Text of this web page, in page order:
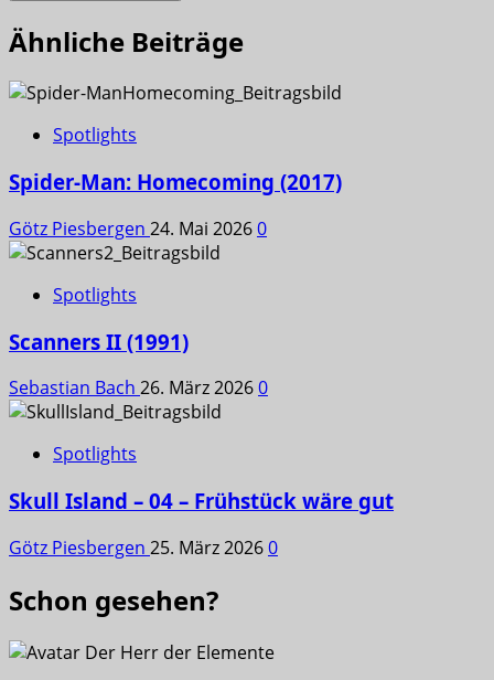
Ähnliche Beiträge
Spotlights
Spider-Man: Homecoming (2017)
Götz Piesbergen 24. Mai 20260
Spotlights
Scanners II (1991)
Sebastian Bach 26. März 20260
Spotlights
Skull Island – 04 – Frühstück wäre gut
Götz Piesbergen 25. März 20260
Schon gesehen?